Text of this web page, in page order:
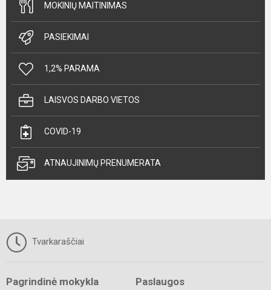
MOKINIŲ MAITINIMAS
PASIEKIMAI
1,2% PARAMA
LAISVOS DARBO VIETOS
COVID-19
ATNAUJINIMŲ PRENUMERATA
Tvarkaraščiai
Pagrindinė mokykla Paslaugos